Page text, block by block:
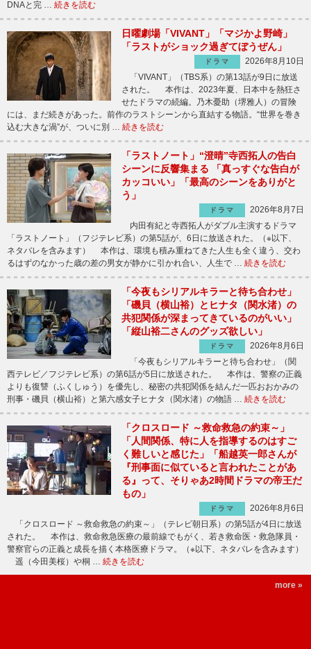
DNAと完 … 続きを読む
日曜劇場「VIVANT」「マジかよ野崎」
「ラストがショック過ぎてぼうぜん」
ドラマ
2026年8月10日
「VIVANT」（TBS系）の第13話が9日に放送
された。 本作は、2023年夏、日本中を熱狂さ
せたドラマの続編。乃木憂助（堺雅人）の冒険
には、まだ続きがあった。前作のラストシーンから直結する物語。“世界を巻き
込む大きな渦”が、ついに別 … 続きを読む
「ラストノート」“澄晴”寺西拓人の告白
シーンに反響集まる 「真っすぐな告白が
カッコいい」「最高のシーンをありがと
う」
ドラマ
2026年8月7日
内田有紀と寺西拓人がダブル主演するドラマ
「ラストノート」（フジテレビ系）の第5話が、6日に放送された。（※以下、
ネタバレを含みます） 本作は、環境も積み重ねてきた人生も全く違う、交わ
るはずのなかった歳の差の男女が静かに引かれ合い、人生で … 続きを読む
「今夜もシリアルキラーと待ち合わせ」
「磯貝（横山裕）とヒナタ（関水渚）の
共犯関係が深まってきているのがいい」
「縦山裕二さんのグッズ欲しい」
ドラマ
2026年8月6日
「今夜もシリアルキラーと待ち合わせ」（関
西テレビ／フジテレビ系）の第6話が5日に放送された。 本作は、警察の正義
よりも復讐（ふくしゅう）を優先し、秘密の共犯関係を結んだ一匹おおかみの
刑事・磯貝（横山裕）と第六感女子ヒナタ（関水渚）の物語 … 続きを読む
「クロスロード ～救命救急の約束～」
「人間関係、特に人を指導するのはすご
く難しいと感じた」「船越英一郎さんが
『刑事面に似ていると言われたことがあ
る』って、そりゃあ2時間ドラマの帝王だ
もの」
ドラマ
2026年8月6日
「クロスロード ～救命救急の約束～」（テレビ朝日系）の第5話が4日に放送
された。 本作は、救命救急医療の最前線でもがく、若き救命医・救急隊員・
警察官らの正義と成長を描く本格医療ドラマ。（※以下、ネタバレを含みます）
遥（今田美桜）や桐 … 続きを読む
more »